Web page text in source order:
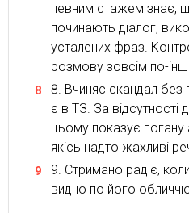
певним стажем знає,
починають діалог,
усталених фраз.
розмову зовсім по-
Вчиняє скандал без
є в ТЗ. За відсутності
цьому показує
якісь надто жахливі
Стримано радіє,
видно по його